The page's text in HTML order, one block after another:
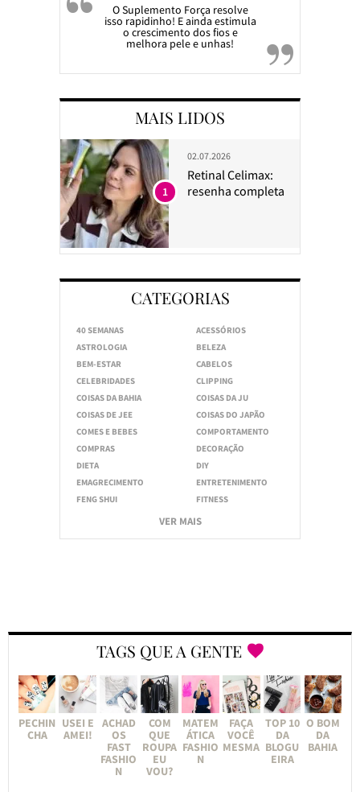
O Suplemento Força resolve
isso rapidinho! E ainda estimula
o crescimento dos fios e
melhora pele e unhas!
MAIS LIDOS
02.07.2026
Retinal Celimax:
resenha completa
1
CATEGORIAS
40 SEMANAS
ACESSÓRIOS
ASTROLOGIA
BELEZA
BEM-ESTAR
CABELOS
CELEBRIDADES
CLIPPING
COISAS DA BAHIA
COISAS DA JU
COISAS DE JEE
COISAS DO JAPÃO
COMES E BEBES
COMPORTAMENTO
COMPRAS
DECORAÇÃO
DIETA
DIY
EMAGRECIMENTO
ENTRETENIMENTO
FENG SHUI
FITNESS
VER MAIS
TAGS QUE A GENTE
PECHIN
CHA
USEI E
AMEI!
ACHAD
OS
FAST
FASHIO
N
COM
QUE
ROUPA
EU
VOU?
MATEM
ÁTICA
FASHIO
N
FAÇA
VOCÊ
MESMA
TOP 10
DA
BLOGU
EIRA
O BOM
DA
BAHIA